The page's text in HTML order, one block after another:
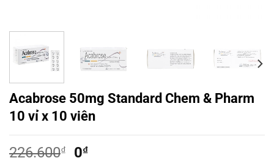
Acabrose 50mg Standard Chem & Pharm
10 vỉ x 10 viên
226.600₫
Giá
0₫Giá